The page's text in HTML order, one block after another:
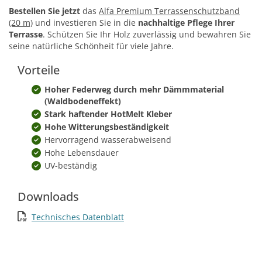
Bestellen Sie jetzt das Alfa Premium Terrassenschutzband
(20 m) und investieren Sie in die nachhaltige Pflege Ihrer
Terrasse. Schützen Sie Ihr Holz zuverlässig und bewahren Sie
seine natürliche Schönheit für viele Jahre.
Vorteile
Hoher Federweg durch mehr Dämmmaterial
(Waldbodeneffekt)
Stark haftender HotMelt Kleber
Hohe Witterungsbeständigkeit
Hervorragend wasserabweisend
Hohe Lebensdauer
UV-beständig
Downloads
Technisches Datenblatt